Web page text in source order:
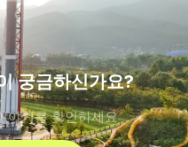
궁금하신가요?
야기를 확인하세요